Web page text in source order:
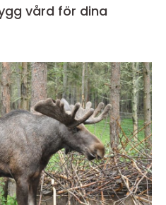
vård för dina